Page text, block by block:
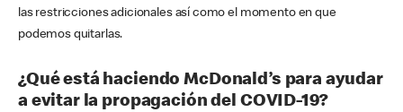
las restricciones adicionales así como el momento en que
podemos quitarlas.
¿Qué está haciendo McDonald’s para ayudar
a evitar la propagación del COVID-19?